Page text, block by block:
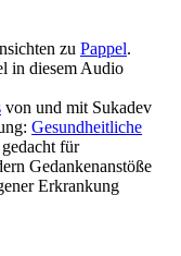
zu Pappel.
in diesem Audio
von und mit Sukadev
Gesundheitliche
für
Gedankenanstöße
Erkrankung